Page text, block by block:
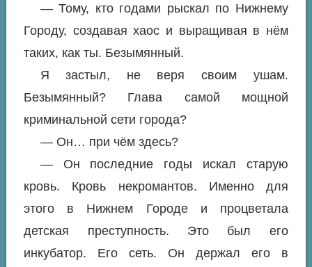
— Тому, кто годами рыскал по Нижнему
Городу, создавая хаос и выращивая в нём
таких, как ты. Безымянный.
Я застыл, не веря своим ушам.
Безымянный? Глава самой мощной
криминальной сети города?
— Он… при чём здесь?
— Он последние годы искал старую
кровь. Кровь некромантов. Именно для
этого в Нижнем Городе и процветала
детская преступность. Это был его
инкубатор. Его сеть. Он держал его в